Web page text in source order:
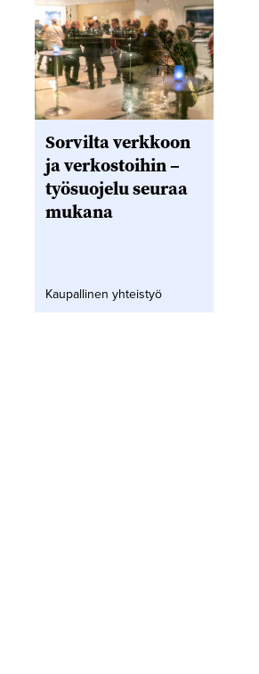
Sorvilta verkkoon
ja verkostoihin –
työsuojelu seuraa
mukana
Kaupallinen yhteistyö